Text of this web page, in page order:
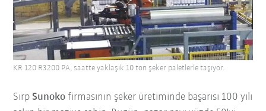
SırpSunoko firmasının şeker üretiminde başarısı 100 yılı
KR 120 R3200 PA, saatte yaklaşık 10 ton şeker paletlerle taşıyor.